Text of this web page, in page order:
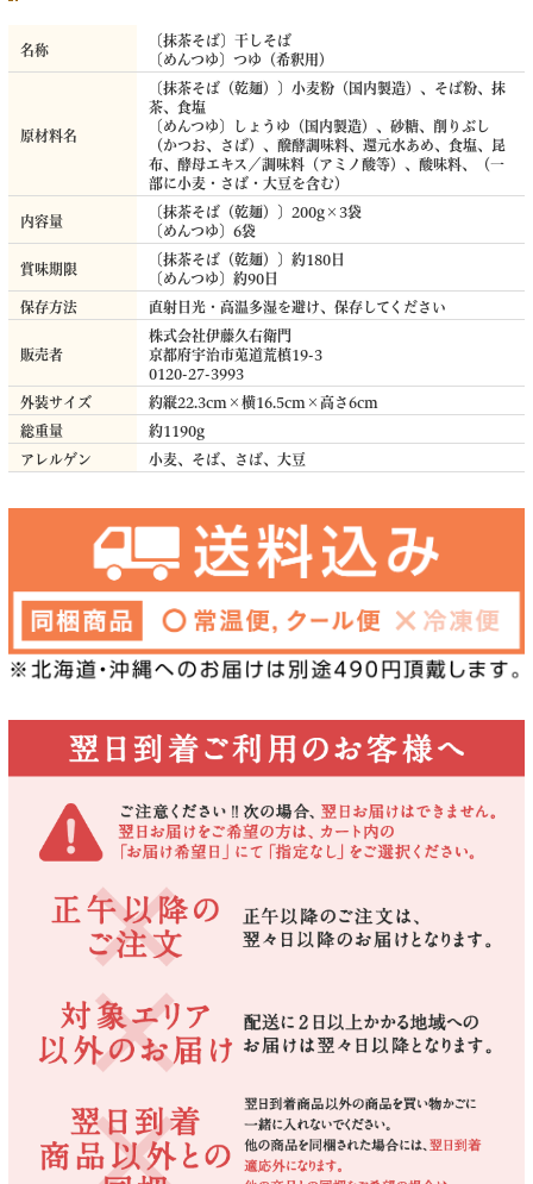
名称
〔抹茶そば〕干しそば
〔めんつゆ〕つゆ（希釈用）
原材料名
〔抹茶そば（乾麺）〕小麦粉（国内製造）、そば粉、抹
茶、食塩
〔めんつゆ〕しょうゆ（国内製造）、砂糖、削りぶし
（かつお、さば）、醗酵調味料、還元水あめ、食塩、昆
布、酵母エキス／調味料（アミノ酸等）、酸味料、（一
部に小麦・さば・大豆を含む）
内容量
〔抹茶そば（乾麺）〕200g×3袋
〔めんつゆ〕6袋
賞味期限
〔抹茶そば（乾麺）〕約180日
〔めんつゆ〕約90日
保存方法
直射日光・高温多湿を避け、保存してください
販売者
株式会社伊藤久右衛門
京都府宇治市莵道荒槙19-3
0120-27-3993
外装サイズ
約縦22.3cm×横16.5cm×高さ6cm
総重量
約1190g
アレルゲン
小麦、そば、さば、大豆